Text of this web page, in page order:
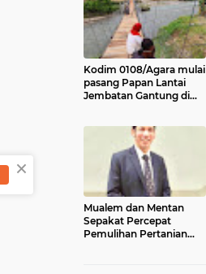
Kodim 0108/Agara mulai
pasang Papan Lantai
Jembatan Gantung di
Mualem dan Mentan
Sepakat Percepat
Pemulihan Pertanian
×